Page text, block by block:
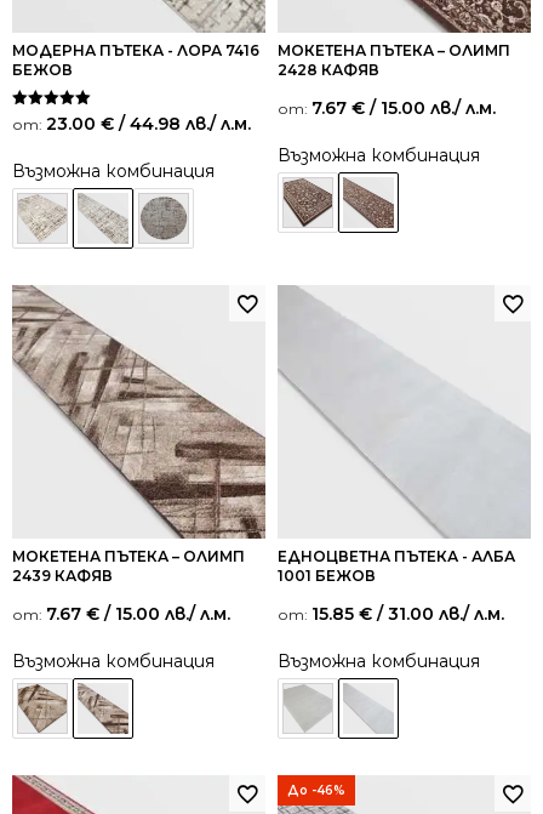
МОДЕРНА ПЪТЕКА - ЛОРА 7416
БЕЖОВ
Оценено на
5.00
от: 23.00 € / 44.98 лв./ л.м.
Възможна комбинация
МОКЕТЕНА ПЪТЕКА – ОЛИМП
2428 КАФЯВ
от: 7.67 € / 15.00 лв./ л.м.
Възможна комбинация
МОКЕТЕНА ПЪТЕКА – ОЛИМП
2439 КАФЯВ
от: 7.67 € / 15.00 лв./ л.м.
Възможна комбинация
ЕДНОЦВЕТНА ПЪТЕКА - АЛБА
1001 БЕЖОВ
от: 15.85 € / 31.00 лв./ л.м.
Възможна комбинация
До -46%